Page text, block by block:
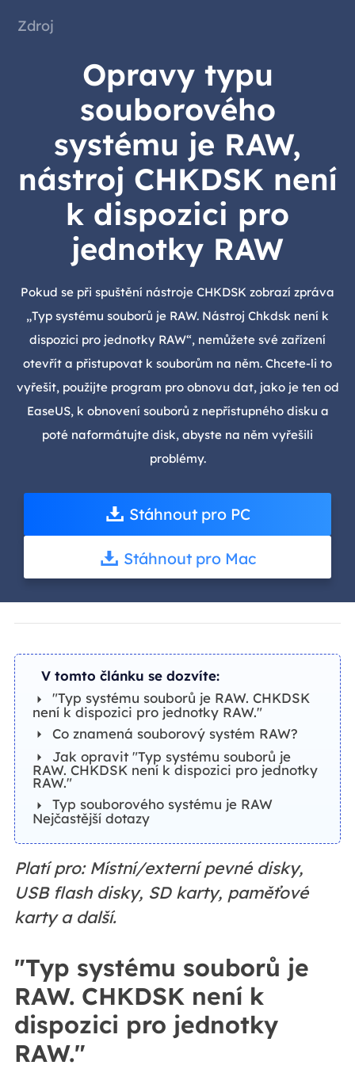
Zdroj
Opravy typu
souborového
systému je RAW,
nástroj CHKDSK není
k dispozici pro
jednotky RAW
Pokud se při spuštění nástroje CHKDSK zobrazí zpráva
„Typ systému souborů je RAW. Nástroj Chkdsk není k
dispozici pro jednotky RAW“, nemůžete své zařízení
otevřít a přistupovat k souborům na něm. Chcete-li to
vyřešit, použijte program pro obnovu dat, jako je ten od
EaseUS, k obnovení souborů z nepřístupného disku a
poté naformátujte disk, abyste na něm vyřešili
problémy.
Stáhnout pro PC
Stáhnout pro Mac
V tomto článku se dozvíte:
"Typ systému souborů je RAW. CHKDSK
není k dispozici pro jednotky RAW."
Co znamená souborový systém RAW?
Jak opravit "Typ systému souborů je
RAW. CHKDSK není k dispozici pro jednotky
RAW."
Typ souborového systému je RAW
Nejčastější dotazy
Platí pro: Místní/externí pevné disky,
USB flash disky, SD karty, paměťové
karty a další.
"Typ systému souborů je
RAW. CHKDSK není k
dispozici pro jednotky
RAW."